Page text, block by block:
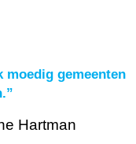
moedig gemeenten
Hartman